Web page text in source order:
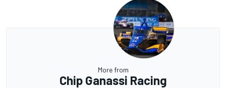
More from
Chip Ganassi Racing